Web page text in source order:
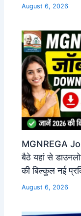
August 6, 2026
MGNREGA
बैठे यहां से
की बिल्कुल नई
August 6, 2026